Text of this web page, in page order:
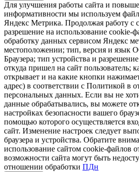
Для улучшения работы сайта и
информативности мы используем
Яндекс Метрика. Продолжая работу с
разрешение на использование cookie-
обработку данных сервисом Яндекс
местоположении; тип, версия и язык
Браузера; тип устройства и
откуда пришел на сайт пользователь;
открывает и на какие кнопки
адрес) в соответствии с Политикой в
персональных данных. Если вы не
данные обрабатывались, вы можете
настройках безопасности вашего
помощью которого осуществляется
сайт. Изменение настроек следует
браузера и устройства. Обратите
использование сайтом cookie-файлов
возможности сайта могут быть
отношении обработки ПДн